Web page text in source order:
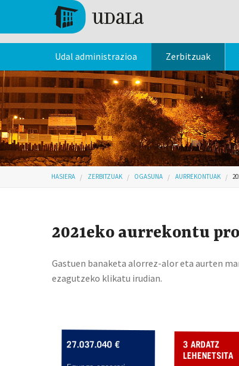
Skip to main content
Udal administrazioa Zerbitzuak
Hemen zaude
HASIERA ZERBITZUAK OGASUNA AURREKONTUAK
2021eko aurrekontu
Gastuen banaketa alorrez-alor eta aurten
ezagutzeko klikatu irudian.